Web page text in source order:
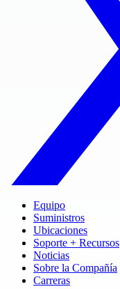
Equipo
Suministros
Ubicaciones
Soporte + Recursos
Noticias
Sobre la Compañía
Carreras